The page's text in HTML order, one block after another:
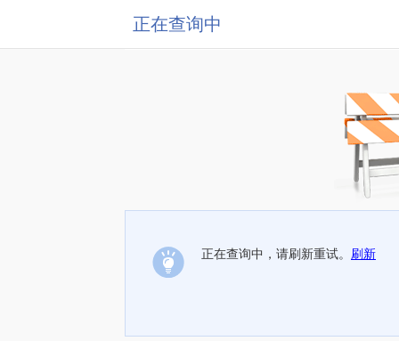
正在查询中
正在查询中，请刷新重试。 刷新